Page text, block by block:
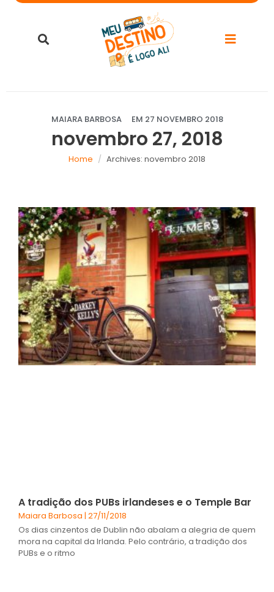
MAIARA BARBOSA EM 27 NOVEMBRO 2018
novembro 27, 2018
Home Archives: novembro 2018
A tradição dos PUBs irlandeses e o Temple Bar
Maiara Barbosa 27/11/2018
Os dias cinzentos de Dublin não abalam a alegria de quem
mora na capital da Irlanda. Pelo contrário, a tradição dos
PUBs e o ritmo